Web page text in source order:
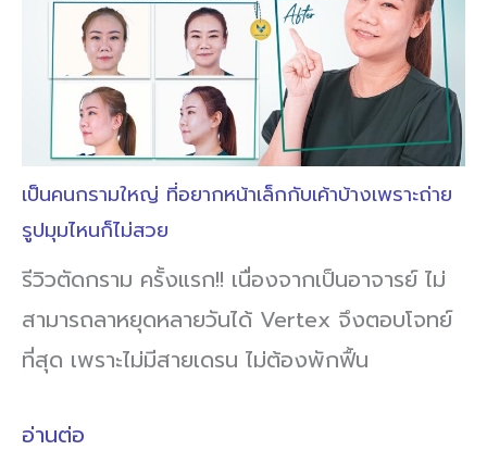
เป็นคนกรามใหญ่ ที่อยากหน้าเล็กกับเค้าบ้างเพราะถ่าย
รูปมุมไหนก็ไม่สวย
รีวิวตัดกราม ครั้งแรก!! เนื่องจากเป็นอาจารย์ ไม่
สามารถลาหยุดหลายวันได้ Vertex จึงตอบโจทย์
ที่สุด เพราะไม่มีสายเดรน ไม่ต้องพักฟื้น
อ่านต่อ